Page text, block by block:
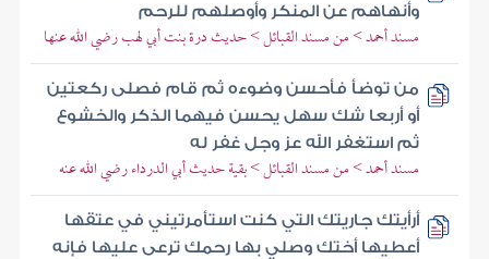
وأنهاهم عن المنكر وأوصلهم للرحم
مسند أحمد > من مسند القبائل > حديث درة بنت أبي لهب رضي الله عنها
من توضأ فأحسن وضوءه ثم قام فصلى ركعتين
أو أربعا شك سهل يحسن فيهما الذكر والخشوع
ثم استغفر الله عز وجل غفر له
مسند أحمد > من مسند القبائل > بقية حديث أبي الدرداء رضي الله عنه
أرأيتك جاريتك التي كنت استأمرتيني في عتقها
أعطيها أختك وصلي بها رحمك ترعى عليها فإنه